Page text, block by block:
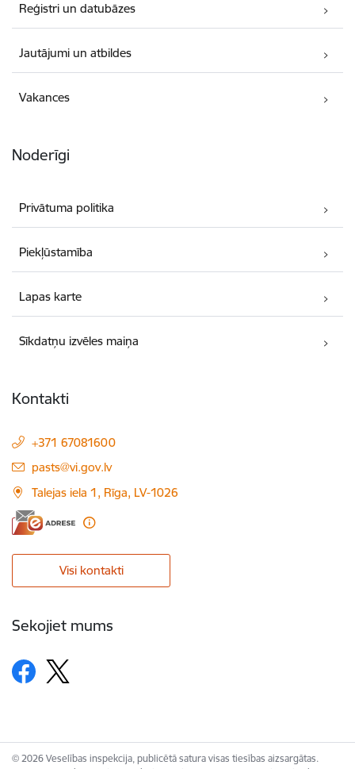
Reģistri un datubāzes
Jautājumi un atbildes
Vakances
Noderīgi
Privātuma politika
Piekļūstamība
Lapas karte
Sīkdatņu izvēles maiņa
Kontakti
+371 67081600
E-pasts:
pasts@vi.gov.lv
Talejas iela 1, Rīga, LV-1026
Visi kontakti
Sekojiet mums
© 2026 Veselības inspekcija, publicētā satura visas tiesības aizsargātas.